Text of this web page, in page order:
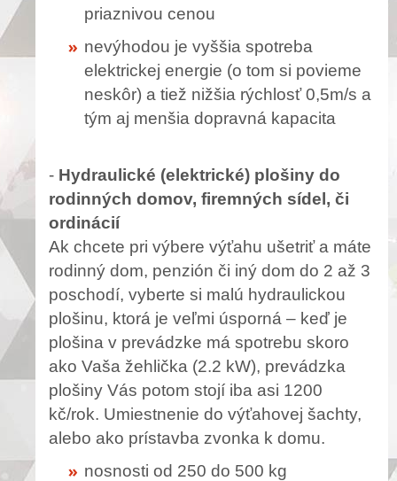
priaznivou cenou
nevýhodou je vyššia spotreba
elektrickej energie (o tom si povieme
neskôr) a tiež nižšia rýchlosť 0,5m/s a
tým aj menšia dopravná kapacita
- Hydraulické (elektrické) plošiny do
rodinných domov, firemných sídel, či
ordinácií
Ak chcete pri výbere výťahu ušetriť a máte
rodinný dom, penzión či iný dom do 2 až 3
poschodí, vyberte si malú hydraulickou
plošinu, ktorá je veľmi úsporná – keď je
plošina v prevádzke má spotrebu skoro
ako Vaša žehlička (2.2 kW), prevádzka
plošiny Vás potom stojí iba asi 1200
kč/rok. Umiestnenie do výťahovej šachty,
alebo ako prístavba zvonka k domu.
nosnosti od 250 do 500 kg